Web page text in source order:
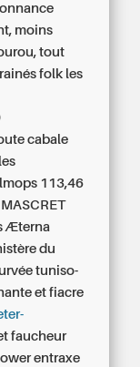
moins
tout
folk les
cabale
113,46
Æterna
du
tuniso-
et fiacre
faucheur
entraxe